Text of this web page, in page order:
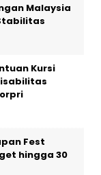
Malaysia
Kursi
Fest
hingga 30